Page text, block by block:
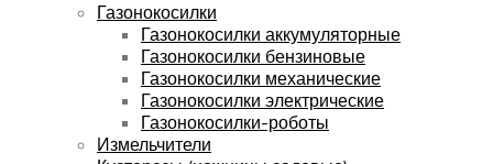
Газонокосилки
Газонокосилки аккумуляторные
Газонокосилки бензиновые
Газонокосилки механические
Газонокосилки электрические
Газонокосилки-роботы
Измельчители